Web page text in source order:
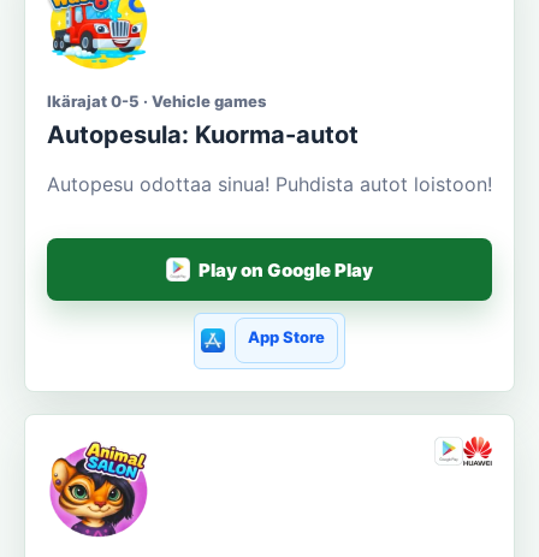
Ikärajat 0-5 · Vehicle games
Autopesula: Kuorma-autot
Autopesu odottaa sinua! Puhdista autot loistoon!
Play on Google Play
App Store